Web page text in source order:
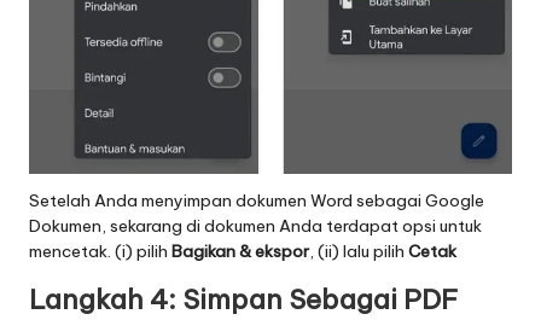
Setelah Anda menyimpan dokumen Word sebagai Google
Dokumen, sekarang di dokumen Anda terdapat opsi untuk
mencetak. (i) pilih Bagikan & ekspor, (ii) lalu pilih Cetak
Langkah 4: Simpan Sebagai PDF